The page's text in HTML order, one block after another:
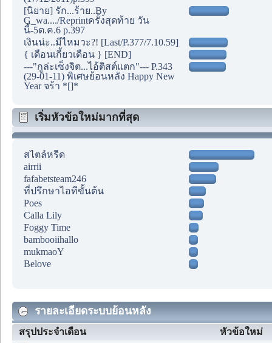
[นิยาย] รัก...ร้าย..By
G_wa..../Reprintครั้งสุดท้าย วัน
นี้-5ต.ค.6 p.397
เงินน่ะ..มีไหมวะ?! [Last/P.377/7.10.59]
{ เดือนเกี้ยวเดือน } [END]
---"กูล่ะเซ็งจิต...ไอ้ติสต์แตก"--- P.343
(29-01-11) พิเศษย้อนหลัง Happy New
Year จร้า *[]*
เริ่มหัวข้อใหม่มากที่สุด
สไตล์หรีด
airrii
fafabetsteam246
ที่ปรึกษาไอทีขั้นต้น
Poes
Calla Lily
Foggy Time
bambooiihallo
mukmaoY
Belove
รายละเอียดระบบย้อนหลัง
สรุปประจำเดือน
หัวข้อใหม่